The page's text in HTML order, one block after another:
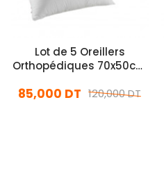
Lot de 5 Oreillers
Orthopédiques 70x50cm
120,000 DT
85,000 DT